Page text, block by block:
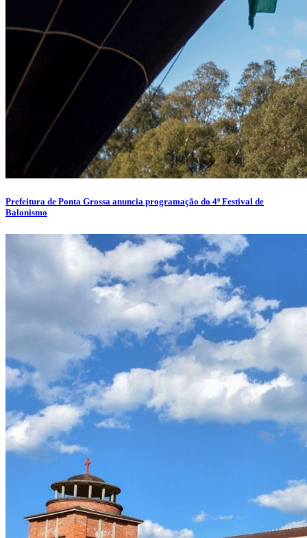
Prefeitura de Ponta Grossa anuncia programação do 4º Festival de
Balonismo